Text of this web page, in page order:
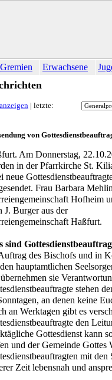
Gremien Erwachsene
| letzte:
von
Am Donnerstag,
in der Pfarrkirche St.
neue
Frau Barbara
Hofheim
J. Burger aus der
Haßfurt.
sind
des Bischofs und in
hauptamtlichen
sie
stehen
an denen keine
an Werktagen gibt es
den
Gottesdienst kann
und der Gemeinde
mit
Zeit lebensnah und